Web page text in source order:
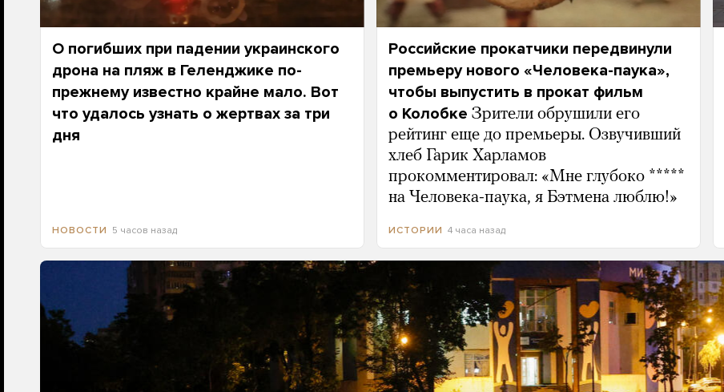
О погибших при падении украинского
дрона на пляж в Геленджике по-
прежнему известно крайне мало. Вот
что удалось узнать о жертвах за три
дня
НОВОСТИ 5 часов назад
Российские прокатчики передвинули
премьеру нового «Человека-паука»,
чтобы выпустить в прокат фильм
о Колобке Зрители обрушили его
рейтинг еще до премьеры. Озвучивший
хлеб Гарик Харламов
прокомментировал: «Мне глубоко *****
на Человека-паука, я Бэтмена люблю!»
ИСТОРИИ 4 часа назад